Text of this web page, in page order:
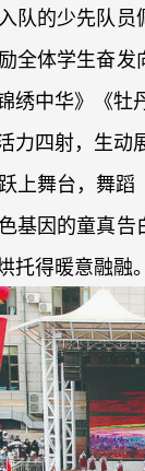
队的少先队
全体学生奋
绣中华》《
四射，生动
上舞台，舞
基因的童真
得暖意融融。